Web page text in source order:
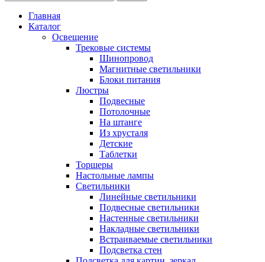
Главная
Каталог
Освещение
Трековые системы
Шинопровод
Магнитные светильники
Блоки питания
Люстры
Подвесные
Потолочные
На штанге
Из хрусталя
Детские
Таблетки
Торшеры
Настольные лампы
Светильники
Линейные светильники
Подвесные светильники
Настенные светильники
Накладные светильники
Встраиваемые светильники
Подсветка стен